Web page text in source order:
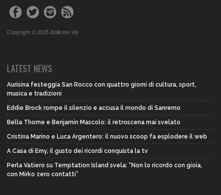
Copyright © 2025 Bollicine Vip
LATEST NEWS
Aurisina festeggia San Rocco con quattro giorni di cultura, sport,
musica e tradizioni
Eddie Brock rompe il silenzio e accusa il mondo di Sanremo
Bella Thorne e Benjamin Mascolo: il retroscena mai svelato
Cristina Marino e Luca Argentero: il nuovo scoop fa esplodere il web
A Casa di Emy, il gusto dei ricordi conquista la tv
Perla Vatiero su Temptation Island svela: “Non lo ricordo con gioia,
con Mirko zero contatti”